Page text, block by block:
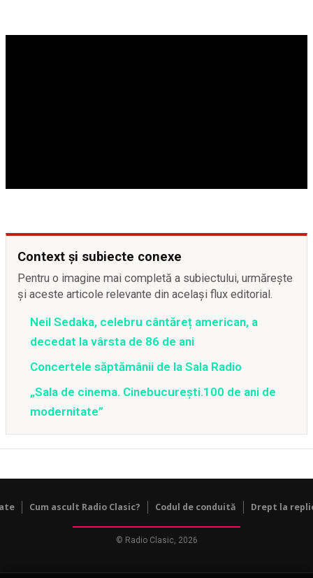
Context și subiecte conexe
Pentru o imagine mai completă a subiectului, urmărește
și aceste articole relevante din același flux editorial.
Neil Sedaka, celebru cântăreț american, a
decedat la vârsta de 86 de ani
Concertele săptămânii de la Sala Radio
„Sala de cinema. Cinebucurești.100 de ani de
modernitate”
Cum ascult Radio Clasic? Codul de conduită Drept la
© Radio Clasic, 2026